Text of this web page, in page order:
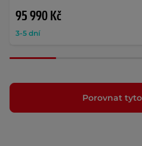
95 990 Kč
3-5 dní
Porovnat